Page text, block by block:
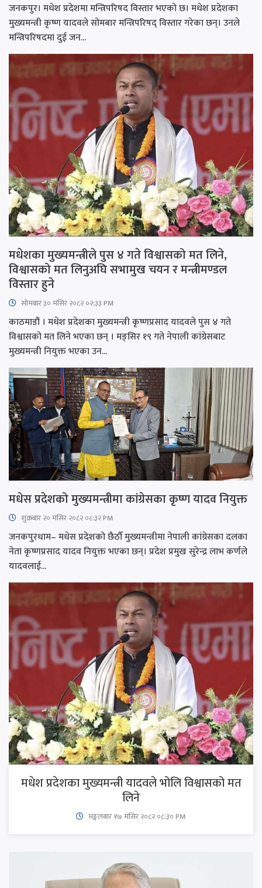
जनकपुर। मधेश प्रदेशमा मन्त्रिपरिषद विस्तार भएको छ। मधेश प्रदेशका
मुख्यमन्त्री कृष्ण यादवले सोमबार मन्त्रिपरिषद् विस्तार गरेका छन्। उनले
मन्त्रिपरिषदमा दुई जन...
मधेशका मुख्यमन्त्रीले पुस ४ गते विश्वासको मत लिने,
विश्वासको मत लिनुअघि सभामुख चयन र मन्त्रीमण्डल
विस्तार हुने
सोमबार ३० मंसिर २०८२ ०२:३३ PM
काठमाडौं । मधेश प्रदेशका मुख्यमन्त्री कृष्णप्रसाद यादवले पुस ४ गते
विश्वासको मत लिने भएका छन् । मङ्सिर १९ गते नेपाली कांग्रेसबाट
मुख्यमन्त्री नियुक्त भएका उन...
मधेस प्रदेशको मुख्यमन्त्रीमा कांग्रेसका कृष्ण यादव नियुक्त
शुक्रबार​ २० मंसिर २०८२ ०८:३२ PM
जनकपुरधाम– मधेस प्रदेशको छैठौँ मुख्यमन्त्रीमा नेपाली कांग्रेसका दलका
नेता कृष्णप्रसाद यादव नियुक्त भएका छन्। प्रदेश प्रमुख सुरेन्द्र लाभ कर्णले
यादवलाई...
मधेश प्रदेशका मुख्यमन्त्री यादवले भोलि विश्वासको मत
लिने
मङ्गलबार १७ मंसिर २०८२ ०८:३० PM